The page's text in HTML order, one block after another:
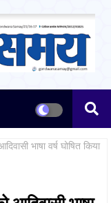
भाषा वर्ष घोषित किया